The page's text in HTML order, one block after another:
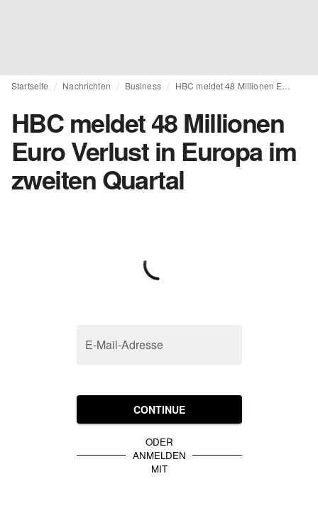
Startseite Nachrichten Business
HBC meldet 48 Millionen
Euro Verlust in Europa im
zweiten Quartal
E-Mail-Adresse
CONTINUE
ODER
ANMELDEN
MIT